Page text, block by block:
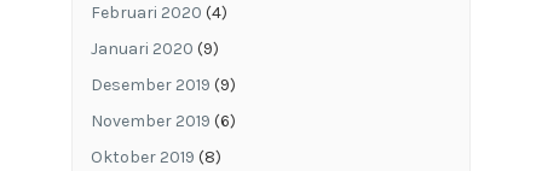
Februari 2020 (4)
Januari 2020 (9)
Desember 2019 (9)
November 2019 (6)
Oktober 2019 (8)